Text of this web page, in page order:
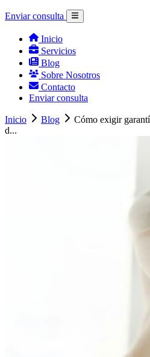
Enviar consulta
Inicio
Servicios
Blog
Sobre Nosotros
Contacto
Enviar consulta
Inicio Blog
Cómo exigir
d...